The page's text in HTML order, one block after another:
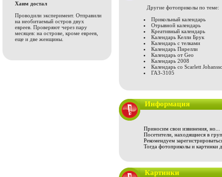
Хаим достал
Проводили эксперимент. Отправили
на необитаемый остров двух
евреев. Проверяют через пару
месяцев: на острове, кроме евреев,
еще и две женщины.
Другие фотоприколы по теме:
Прикольный календарь
Отрывной календарь
Креативный календарь
Календарь Келли Брук
Календарь с телками
Календарь Пирелли
Календарь от Geo
Календарь 2008
Календарь со Scarlett
ГАЗ-3105
Информация
Приносим свои извинения, но...
Посетители, находящиеся в
Рекомендуем
Тогда фотоприколы и картинки
Картинки